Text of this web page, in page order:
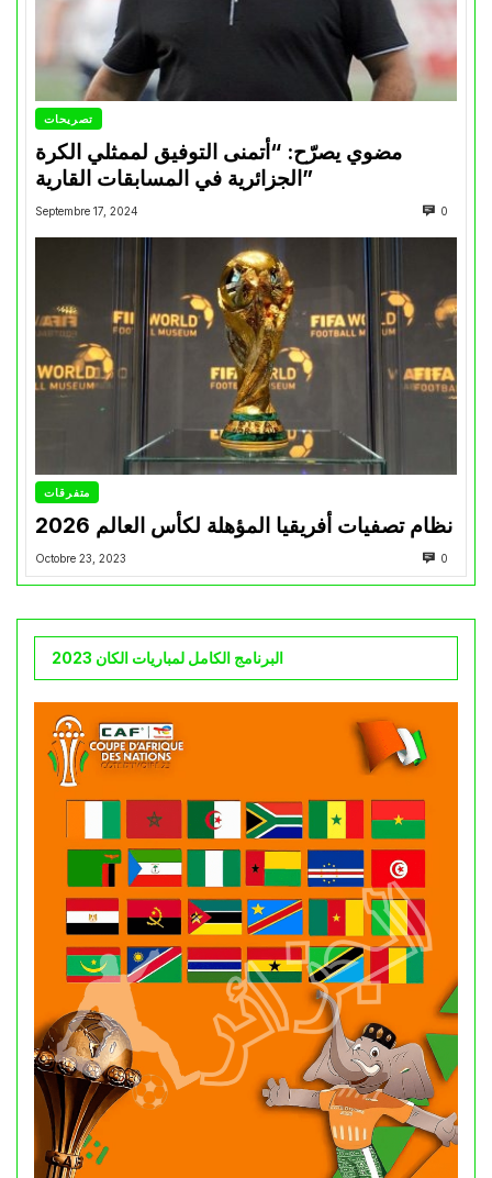
تصريحات
مضوي يصرّح: “أتمنى التوفيق لممثلي الكرة
الجزائرية في المسابقات القارية”
Septembre 17, 2024 0
متفرقات
نظام تصفيات أفريقيا المؤهلة لكأس العالم 2026
Octobre 23, 2023 0
البرنامج الكامل لمباريات الكان 2023